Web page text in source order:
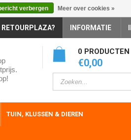
RETOURPLAZA? INFORMATIE
0 PRODUCTEN
€0,00
TUIN, KLUSSEN & DIEREN
verbergen Meer over cookies »